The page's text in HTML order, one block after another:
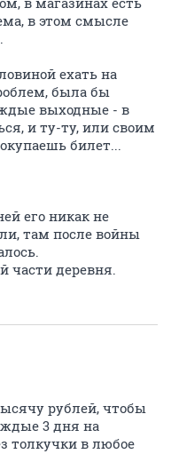
в этом смысле
ехать на
была бы
выходные - в
и ту-ту, или своим
билет...
его никак не
там после войны
части деревня.
рублей, чтобы
3 дня на
толкучки в любое